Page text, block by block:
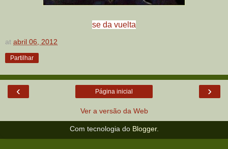
se da vuelta
at abril 06, 2012
Partilhar
‹ ›
Página inicial
Ver a versão da Web
Com tecnologia do Blogger.